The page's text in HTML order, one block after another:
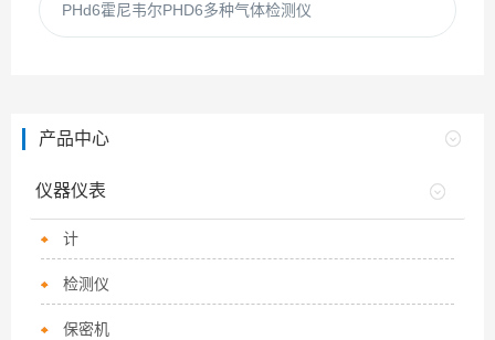
PHd6霍尼韦尔PHD6多种气体检测仪
产品中心
仪器仪表
计
检测仪
保密机